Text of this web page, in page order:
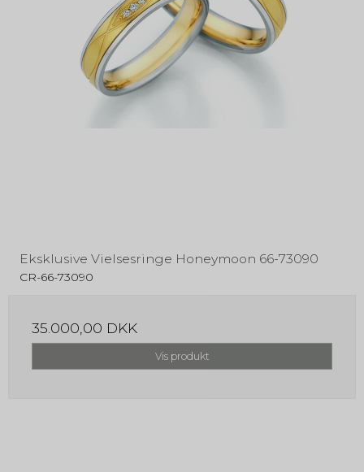
Eksklusive Vielsesringe Honeymoon 66-73090
CR-66-73090
35.000,00 DKK
Vis produkt